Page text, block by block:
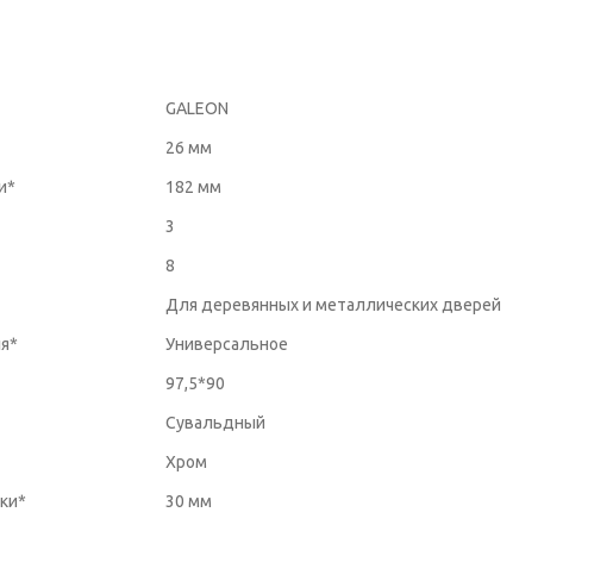
GALEON
26 мм
182 мм
3
8
Для деревянных и металлических дверей
Универсальное
97,5*90
Сувальдный
Хром
30 мм